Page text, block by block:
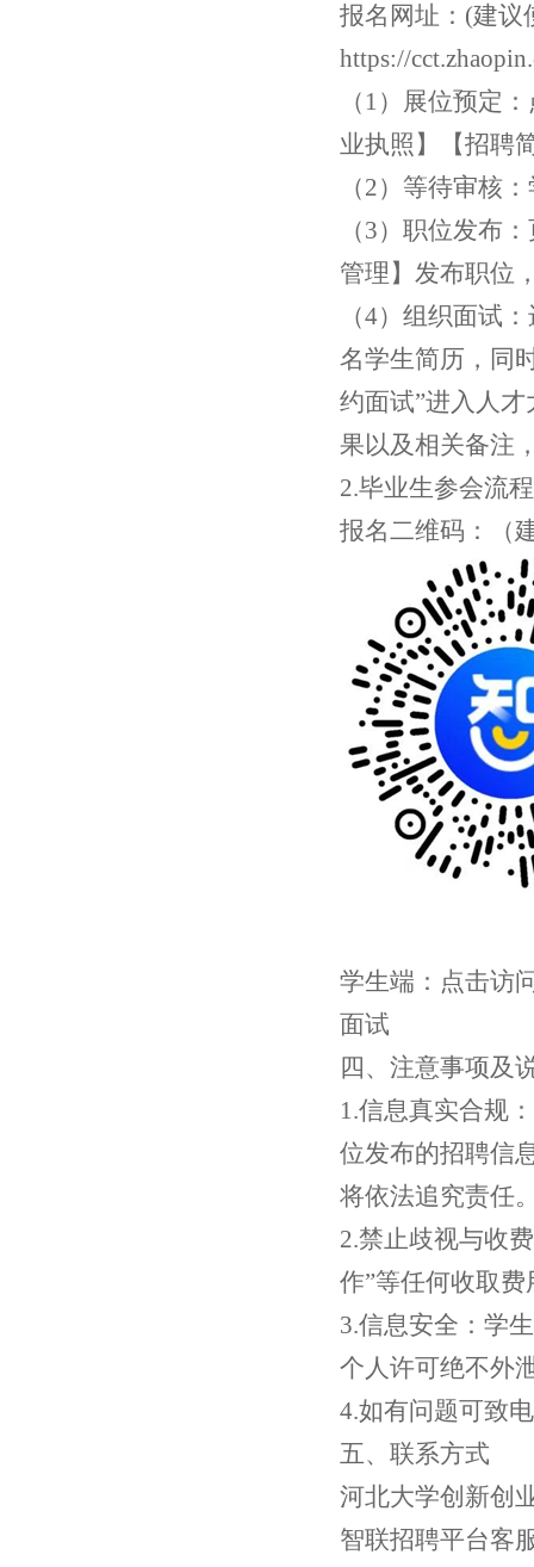
报名网址： (建议
https://
（ 1 ）展位预定
业执照】【招聘
（2）等待审核
（3）职位发布
管理】发布职位
（4）组织面试
名学生简历，同
约面试”进入人才
果以及相关备注
2.毕业生参会流程
报名二维码：（
学生端：点击访
面试
四、注意事项及
1.信息真实合规
位发布的招聘信
将依法追究责任
2.禁止歧视与收
作”等任何收取
3.信息安全：学
个人许可绝不外
4.如有问题可致
五、联系方式
河北大学创新创
智联招聘平台客